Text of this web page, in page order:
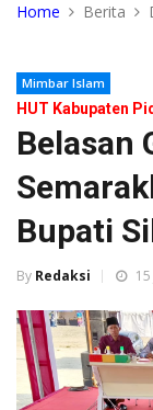
Home Berita
Mimbar Islam
HUT Kabupaten
Belasan
Bupati
By Redaksi